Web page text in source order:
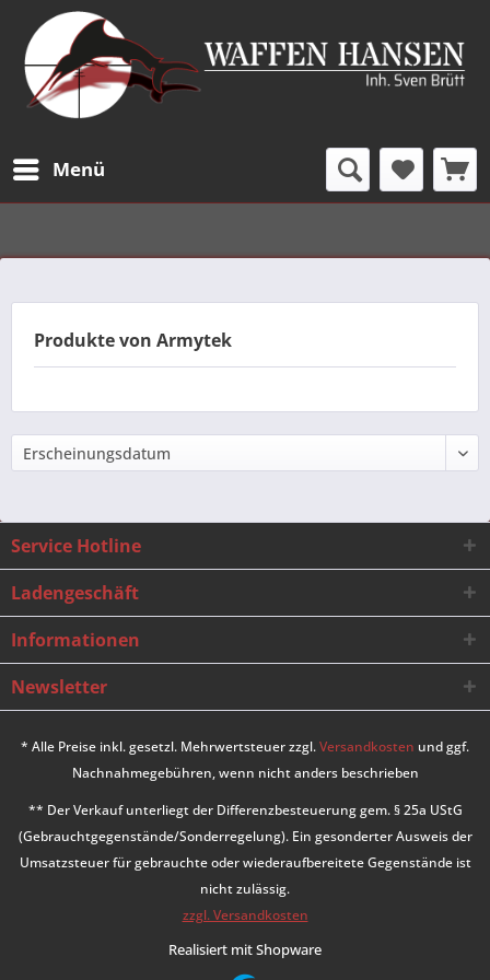
Menü
Produkte von Armytek
Service Hotline
Ladengeschäft
Informationen
Newsletter
* Alle Preise inkl. gesetzl. Mehrwertsteuer zzgl.Versandkosten und ggf.
Nachnahmegebühren, wenn nicht anders beschrieben
** Der Verkauf unterliegt der Differenzbesteuerung gem. § 25a UStG
(Gebrauchtgegenstände/Sonderregelung). Ein gesonderter Ausweis der
Umsatzsteuer für gebrauchte oder wiederaufbereitete Gegenstände ist
nicht zulässig.
zzgl. Versandkosten
Realisiert mit Shopware